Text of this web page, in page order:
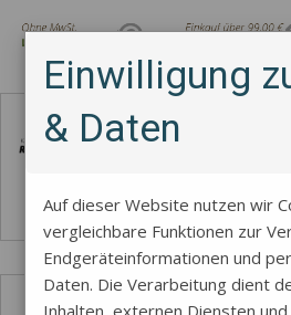
Einwilligung
& Daten
Auf dieser Website nutzen wir
vergleichbare Funktionen zur
Endgeräteinformationen und
Daten. Die Verarbeitung dient
Inhalten, externen Diensten